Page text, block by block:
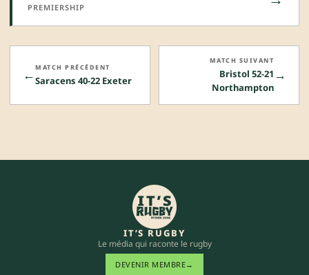
PREMIERSHIP
← MATCH PRÉCÉDENT
Saracens 40-22 Exeter →
MATCH SUIVANT
Bristol 52-21
Northampton
IT’S RUGBY
Le média qui raconte le rugby
DEVENIR MEMBRE→